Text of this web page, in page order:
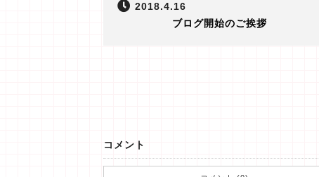
2018.4.16
ブログ開始のご挨拶
コメント